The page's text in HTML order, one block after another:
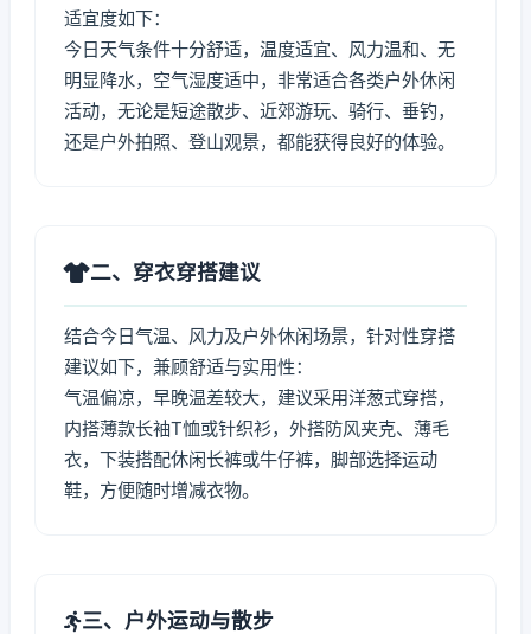
适宜度如下：
今日天气条件十分舒适，温度适宜、风力温和、无
明显降水，空气湿度适中，非常适合各类户外休闲
活动，无论是短途散步、近郊游玩、骑行、垂钓，
还是户外拍照、登山观景，都能获得良好的体验。
二、穿衣穿搭建议
结合今日气温、风力及户外休闲场景，针对性穿搭
建议如下，兼顾舒适与实用性：
气温偏凉，早晚温差较大，建议采用洋葱式穿搭，
内搭薄款长袖T恤或针织衫，外搭防风夹克、薄毛
衣，下装搭配休闲长裤或牛仔裤，脚部选择运动
鞋，方便随时增减衣物。
三、户外运动与散步